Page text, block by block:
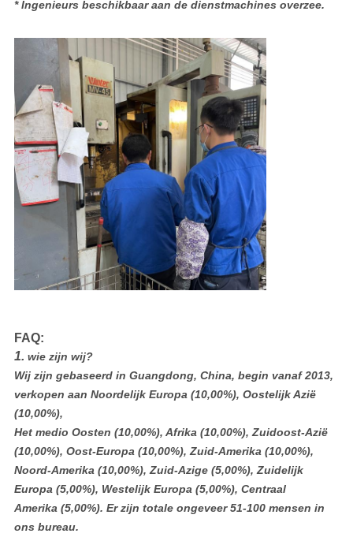
* Ingenieurs beschikbaar aan de dienstmachines overzee.
FAQ:
1. wie zijn wij?
Wij zijn gebaseerd in Guangdong, China, begin vanaf 2013,
verkopen aan Noordelijk Europa (10,00%), Oostelijk Azië
(10,00%),
Het medio Oosten (10,00%), Afrika (10,00%), Zuidoost-Azië
(10,00%), Oost-Europa (10,00%), Zuid-Amerika (10,00%),
Noord-Amerika (10,00%), Zuid-Azige (5,00%), Zuidelijk
Europa (5,00%), Westelijk Europa (5,00%), Centraal
Amerika (5,00%). Er zijn totale ongeveer 51-100 mensen in
ons bureau.